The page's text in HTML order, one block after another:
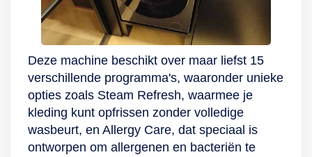
gebruik van koud
water en een
verlenging van het
programma bespaar
je zo tot wel 70%
per wasbeurt. Tel uit
je winst.
Deze machine beschikt over maar liefst 15
verschillende programma's, waaronder unieke
opties zoals Steam Refresh, waarmee je
kleding kunt opfrissen zonder volledige
wasbeurt, en Allergy Care, dat speciaal is
ontworpen om allergenen en bacteriën te